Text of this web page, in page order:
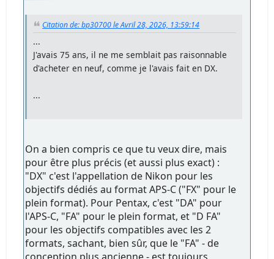
Citation de: bp30700 le Avril 28, 2026, 13:59:14
...
J'avais 75 ans, il ne me semblait pas raisonnable
d'acheter en neuf, comme je l'avais fait en DX.
...
On a bien compris ce que tu veux dire, mais
pour être plus précis (et aussi plus exact) :
"DX" c'est l'appellation de Nikon pour les
objectifs dédiés au format APS-C ("FX" pour le
plein format). Pour Pentax, c'est "DA" pour
l'APS-C, "FA" pour le plein format, et "D FA"
pour les objectifs compatibles avec les 2
formats, sachant, bien sûr, que le "FA" - de